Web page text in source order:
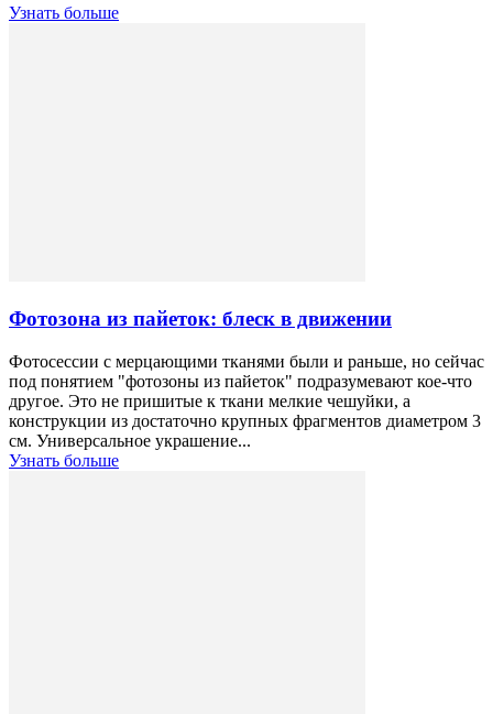
Узнать больше
Фотозона из пайеток: блеск в движении
Фотосессии с мерцающими тканями были и раньше, но сейчас
под понятием "фотозоны из пайеток" подразумевают кое-что
другое. Это не пришитые к ткани мелкие чешуйки, а
конструкции из достаточно крупных фрагментов диаметром 3
см. Универсальное украшение...
Узнать больше